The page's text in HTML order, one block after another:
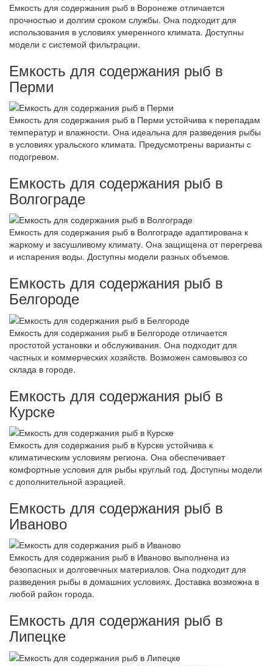
Емкость для содержания рыб в Воронеже отличается
прочностью и долгим сроком службы. Она подходит для
использования в условиях умеренного климата. Доступны
модели с системой фильтрации.
Емкость для содержания рыб в
Перми
Емкость для содержания рыб в Перми устойчива к перепадам
температур и влажности. Она идеальна для разведения рыбы
в условиях уральского климата. Предусмотрены варианты с
подогревом.
Емкость для содержания рыб в
Волгограде
Емкость для содержания рыб в Волгограде адаптирована к
жаркому и засушливому климату. Она защищена от перегрева
и испарения воды. Доступны модели разных объемов.
Емкость для содержания рыб в
Белгороде
Емкость для содержания рыб в Белгороде отличается
простотой установки и обслуживания. Она подходит для
частных и коммерческих хозяйств. Возможен самовывоз со
склада в городе.
Емкость для содержания рыб в
Курске
Емкость для содержания рыб в Курске устойчива к
климатическим условиям региона. Она обеспечивает
комфортные условия для рыбы круглый год. Доступны модели
с дополнительной аэрацией.
Емкость для содержания рыб в
Иваново
Емкость для содержания рыб в Иваново выполнена из
безопасных и долговечных материалов. Она подходит для
разведения рыбы в домашних условиях. Доставка возможна в
любой район города.
Емкость для содержания рыб в
Липецке